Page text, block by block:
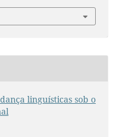
linguísticas sob o